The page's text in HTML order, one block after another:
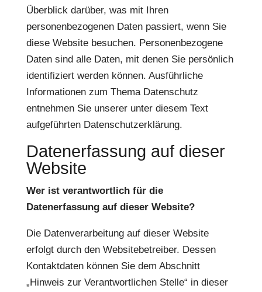
Überblick darüber, was mit Ihren
personenbezogenen Daten passiert, wenn Sie
diese Website besuchen. Personenbezogene
Daten sind alle Daten, mit denen Sie persönlich
identifiziert werden können. Ausführliche
Informationen zum Thema Datenschutz
entnehmen Sie unserer unter diesem Text
aufgeführten Datenschutzerklärung.
Datenerfassung auf dieser
Website
Wer ist verantwortlich für die
Datenerfassung auf dieser Website?
Die Datenverarbeitung auf dieser Website
erfolgt durch den Websitebetreiber. Dessen
Kontaktdaten können Sie dem Abschnitt
„Hinweis zur Verantwortlichen Stelle“ in dieser